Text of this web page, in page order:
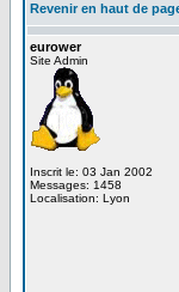
Revenir en haut de
eurower
Site Admin
Inscrit le: 03 Jan 2002
Messages: 1458
Localisation: Lyon